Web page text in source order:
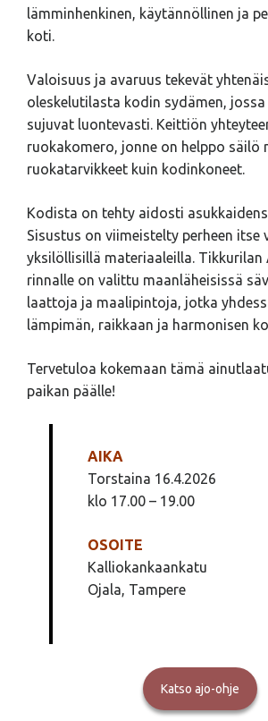
lämminhenkinen, käytännöllinen ja
koti.
Valoisuus ja avaruus tekevät
oleskelutilasta kodin sydämen,
sujuvat luontevasti. Keittiön
ruokakomero, jonne on helppo säilö
ruokatarvikkeet kuin kodinkoneet.
Kodista on tehty aidosti
Sisustus on viimeistelty perheen itse
yksilöllisillä materiaaleilla. Tikkurilan
rinnalle on valittu maanläheisissä
laattoja ja maalipintoja, jotka
lämpimän, raikkaan ja harmonisen
Tervetuloa kokemaan tämä
paikan päälle!
AIKA
Torstaina 16.4.2026
klo 17.00 – 19.00
OSOITE
Kalliokankaankatu
Ojala, Tampere
Katso ajo-ohje